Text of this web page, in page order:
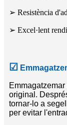
➢ Resistència
➢ Excel·lent
☑
original.
tornar-lo a
per evitar